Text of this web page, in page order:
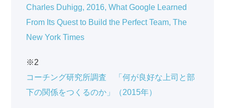
Charles Duhigg, 2016, What Google Learned
From Its Quest to Build the Perfect Team, The
New York Times
※2
コーチング研究所調査 「何が良好な上司と部
下の関係をつくるのか」（2015年）